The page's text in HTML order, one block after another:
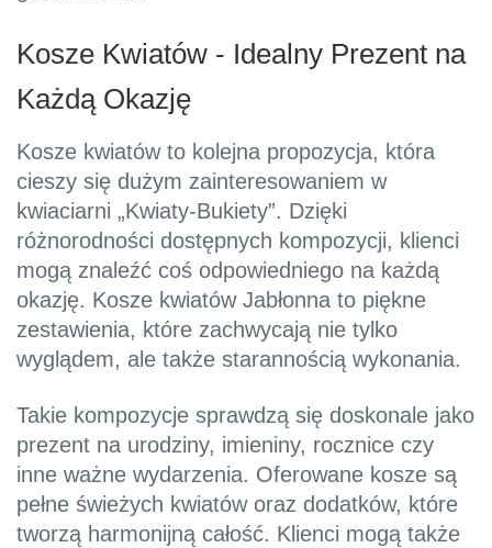
Kosze Kwiatów - Idealny Prezent na
Każdą Okazję
Kosze kwiatów to kolejna propozycja, która
cieszy się dużym zainteresowaniem w
kwiaciarni „Kwiaty-Bukiety”. Dzięki
różnorodności dostępnych kompozycji, klienci
mogą znaleźć coś odpowiedniego na każdą
okazję. Kosze kwiatów Jabłonna to piękne
zestawienia, które zachwycają nie tylko
wyglądem, ale także starannością wykonania.
Takie kompozycje sprawdzą się doskonale jako
prezent na urodziny, imieniny, rocznice czy
inne ważne wydarzenia. Oferowane kosze są
pełne świeżych kwiatów oraz dodatków, które
tworzą harmonijną całość. Klienci mogą także